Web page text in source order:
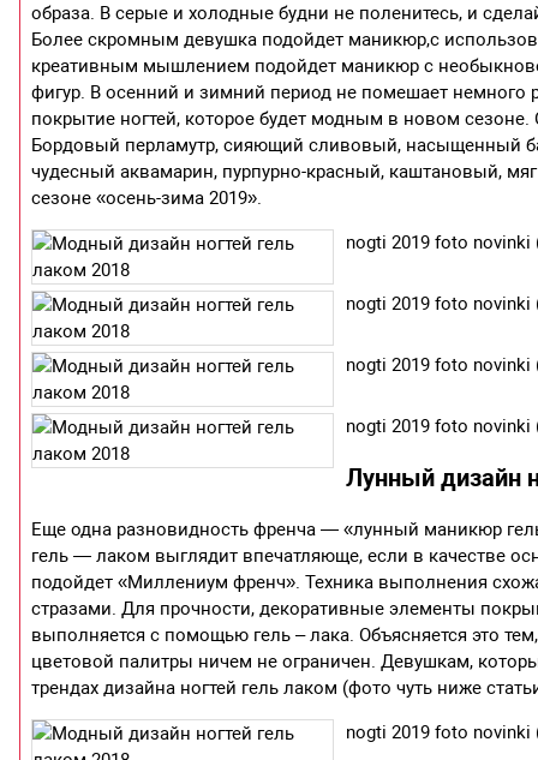
образа. В серые и холодные будни не поленитесь, и
Более скромным девушка подойдет маникюр,с
креативным мышлением подойдет маникюр с
фигур. В осенний и зимний период не помешает немного
покрытие ногтей, которое будет модным в новом
Бордовый перламутр, сияющий сливовый, насыщенный
чудесный аквамарин, пурпурно-красный, каштановый,
сезоне «осень-зима 2019».
nogti 2019 foto novinki
nogti 2019 foto novinki
nogti 2019 foto novinki
nogti 2019 foto novinki
Лунный дизайн
Еще одна разновидность френча — «лунный маникюр
гель — лаком выглядит впечатляюще, если в качестве
подойдет «Миллениум френч». Техника выполнения
стразами. Для прочности, декоративные элементы
выполняется с помощью гель – лака. Объясняется это
цветовой палитры ничем не ограничен. Девушкам,
трендах дизайна ногтей гель лаком (фото чуть ниже
nogti 2019 foto novinki